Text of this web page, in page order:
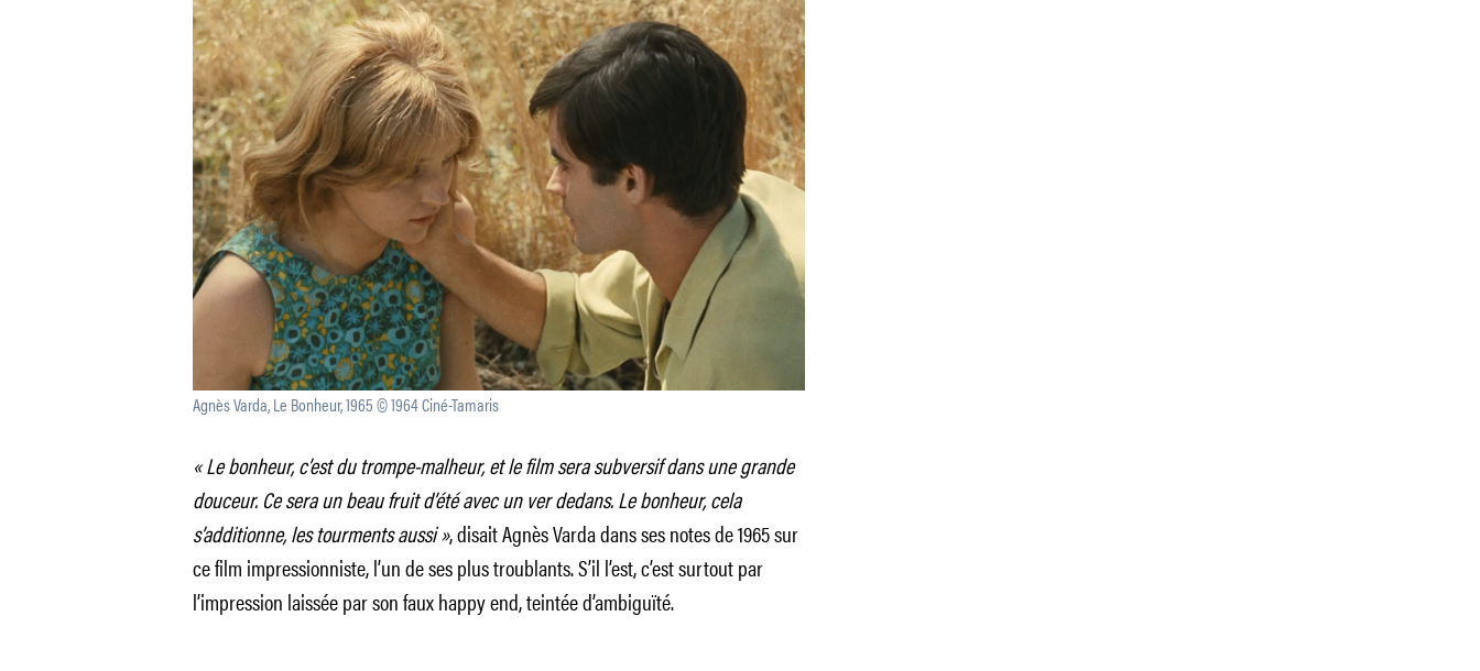
Agnès Varda, Le Bonheur, 1965 © 1964 Ciné-Tamaris
« Le bonheur, c’est du trompe-malheur, et le film sera subversif dans une grande
douceur. Ce sera un beau fruit d’été avec un ver dedans. Le bonheur, cela
s’additionne, les tourments aussi », disait Agnès Varda dans ses notes de 1965 sur
ce film impressionniste, l’un de ses plus troublants. S’il l’est, c’est surtout par
l’impression laissée par son faux happy end, teintée d’ambiguïté.